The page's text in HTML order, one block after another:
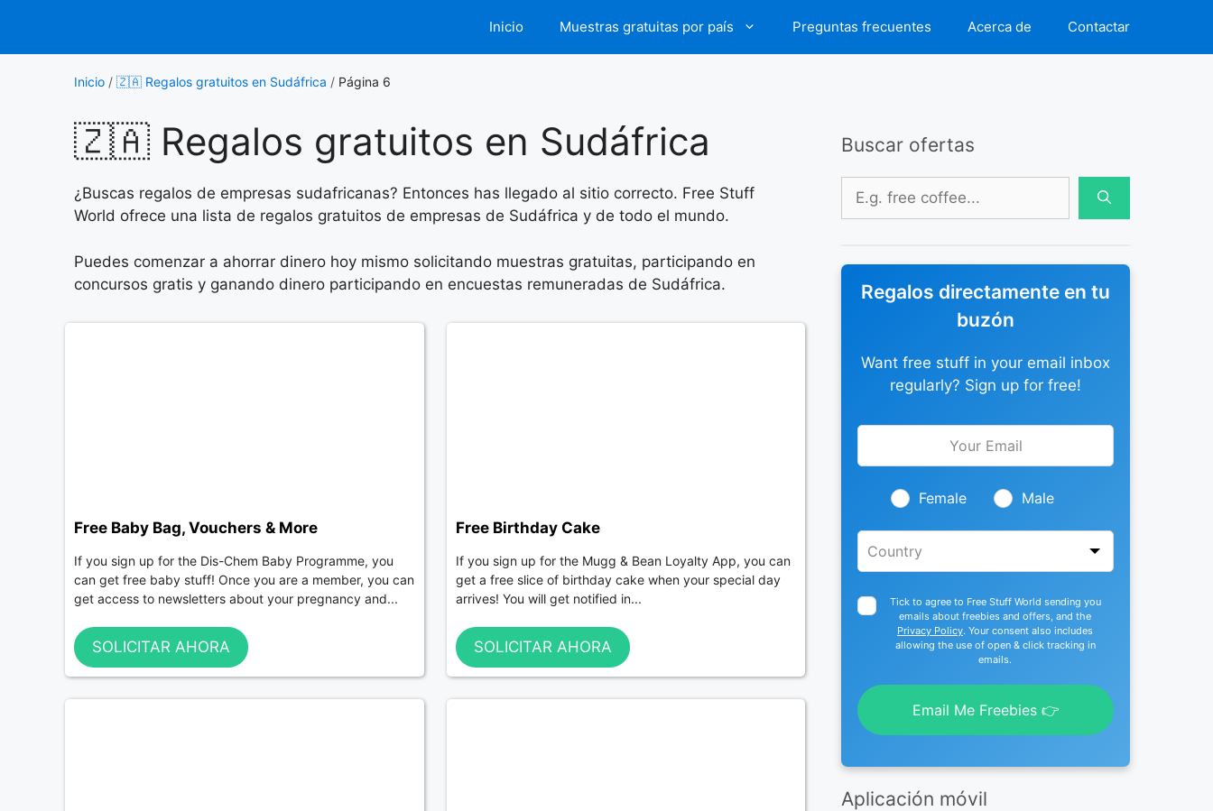
contenido
Inicio Muestras gratuitas por país Preguntas frecuentes Acerca de Contactar
Inicio / 🇿🇦 Regalos gratuitos en Sudáfrica / Página 6
🇿🇦 Regalos gratuitos en Sudáfrica
¿Buscas regalos de empresas sudafricanas? Entonces has llegado al sitio correcto. Free Stuff
World ofrece una lista de regalos gratuitos de empresas de Sudáfrica y de todo el mundo.
Puedes comenzar a ahorrar dinero hoy mismo solicitando muestras gratuitas, participando en
concursos gratis y ganando dinero participando en encuestas remuneradas de Sudáfrica.
Free Baby Bag, Vouchers & More
If you sign up for the Dis-Chem Baby Programme, you
can get free baby stuff! Once you are a member, you can
get access to newsletters about your pregnancy and...
SOLICITAR AHORA
Free Birthday Cake
If you sign up for the Mugg & Bean Loyalty App, you can
get a free slice of birthday cake when your special day
arrives! You will get notified in...
SOLICITAR AHORA
Buscar ofertas
Buscar:
Regalos directamente en tu
buzón
Want free stuff in your email inbox
regularly? Sign up for free!
Leave
blank
Female Male
Tick to agree to Free Stuff World sending you
emails about freebies and offers, and the
Privacy Policy. Your consent also includes
allowing the use of open & click tracking in
emails.
Email Me Freebies 👉
Aplicación móvil